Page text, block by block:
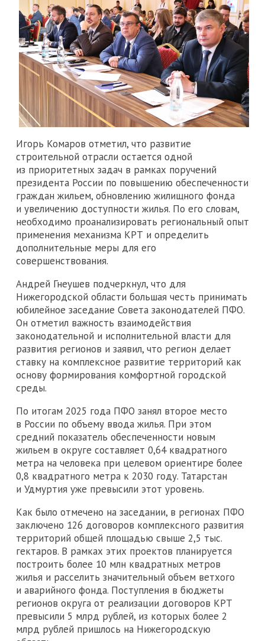
Игорь Комаров отметил, что развитие
строительной отрасли остается одной
из приоритетных задач в рамках поручений
президента России по повышению обеспеченности
граждан жильем, обновлению жилищного фонда
и увеличению доступности жилья. По его словам,
необходимо проанализировать региональный опыт
применения механизма КРТ и определить
дополнительные меры для его
совершенствования.
Андрей Гнеушев подчеркнул, что для
Нижегородской области большая честь принимать
юбилейное заседание Совета законодателей ПФО.
Он отметил важность взаимодействия
законодательной и исполнительной власти для
развития регионов и заявил, что регион делает
ставку на комплексное развитие территорий как
основу формирования комфортной городской
среды.
По итогам 2025 года ПФО занял второе место
в России по объему ввода жилья. При этом
средний показатель обеспеченности новым
жильем в округе составляет 0,64 квадратного
метра на человека при целевом ориентире более
0,8 квадратного метра к 2030 году. Татарстан
и Удмуртия уже превысили этот уровень.
Как было отмечено на заседании, в регионах ПФО
заключено 126 договоров комплексного развития
территорий общей площадью свыше 2,5 тыс.
гектаров. В рамках этих проектов планируется
построить более 10 млн квадратных метров
жилья и расселить значительный объем ветхого
и аварийного фонда. Поступления в бюджеты
регионов округа от реализации договоров КРТ
превысили 5 млрд рублей, из которых более 2
млрд рублей пришлось на Нижегородскую